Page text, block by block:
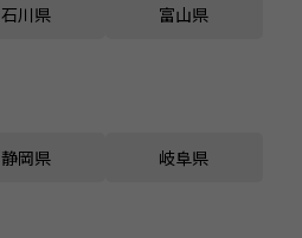
石川県 富山県
静岡県 岐阜県